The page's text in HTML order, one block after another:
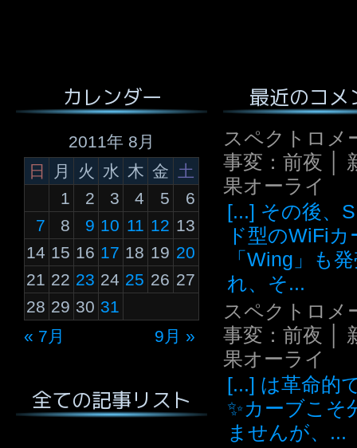
カレンダー
2011年 8月
日
月 火 水 木 金 土
« 7月 9月 »
1 2 3 4 5
6
7
8 9 10 11 12 13
14 15 16 17 18 19 20
21 22 23 24 25 26 27
28 29 30 31
全ての記事リスト
最近のコメ
スペクトロメ
事変：前夜 │
果オーライ
[...] その後、
ド型のWiFiカ
「Wing」も
れ、そ...
スペクトロメ
事変：前夜 │
果オーライ
[...] は革命的
✨カーブこそ
ませんが、...